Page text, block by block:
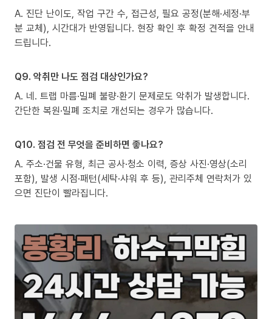
A. 진단 난이도, 작업 구간 수, 접근성, 필요 공정(분해·세정·부
분 교체), 시간대가 반영됩니다. 현장 확인 후 확정 견적을 안내
드립니다.
Q9. 악취만 나도 점검 대상인가요?
A. 네. 트랩 마름·밀폐 불량·환기 문제로도 악취가 발생합니다.
간단한 복원·밀폐 조치로 개선되는 경우가 많습니다.
Q10. 점검 전 무엇을 준비하면 좋나요?
A. 주소·건물 유형, 최근 공사·청소 이력, 증상 사진·영상(소리
포함), 발생 시점·패턴(세탁·샤워 후 등), 관리주체 연락처가 있
으면 진단이 빨라집니다.